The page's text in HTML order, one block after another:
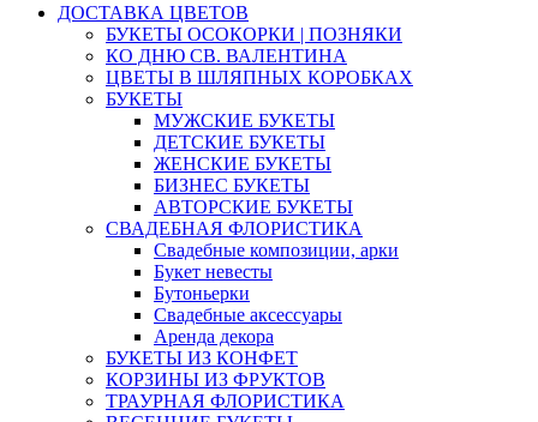
ДОСТАВКА ЦВЕТОВ
БУКЕТЫ ОСОКОРКИ | ПОЗНЯКИ
КО ДНЮ СВ. ВАЛЕНТИНА
ЦВЕТЫ В ШЛЯПНЫХ КОРОБКАХ
БУКЕТЫ
МУЖСКИЕ БУКЕТЫ
ДЕТСКИЕ БУКЕТЫ
ЖЕНСКИЕ БУКЕТЫ
БИЗНЕС БУКЕТЫ
АВТОРСКИЕ БУКЕТЫ
СВАДЕБНАЯ ФЛОРИСТИКА
Свадебные композиции, арки
Букет невесты
Бутоньерки
Свадебные аксессуары
Аренда декора
БУКЕТЫ ИЗ КОНФЕТ
КОРЗИНЫ ИЗ ФРУКТОВ
ТРАУРНАЯ ФЛОРИСТИКА